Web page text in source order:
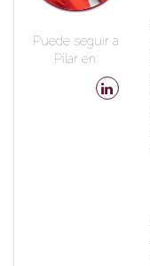
Puede seguir a
Pilar en: